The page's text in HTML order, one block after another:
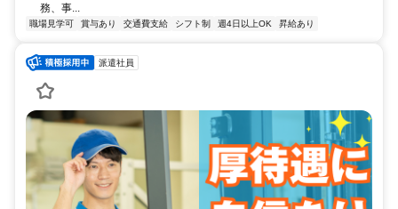
務、事...
職場見学可 賞与あり 交通費支給 シフト制 週4日以上OK 昇給あり
派遣社員